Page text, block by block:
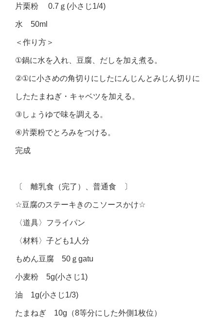
片栗粉0.7 ｇ (小さじ1/4)
水50ml
＜作り方＞
①鍋に水を入れ、豆腐、だしを加え煮る。
②①に小さめの角切りにしたにんじんとみじん切りに
したたまねぎ・キャベツを加える。
③しょうゆで味を調える。
④片栗粉でとろみをつける。
完成
〔 離乳食（完了）、普通食 〕
☆豆腐のステーキきのこソースかけ☆
〈道具〉フライパン
〈材料〉子ども1人分
もめん豆腐50 ｇgatu
小麦粉5g(小さじ1)
油 1g(小さじ1/3)
たまねぎ 10g （8等分にした外側 1枚位）